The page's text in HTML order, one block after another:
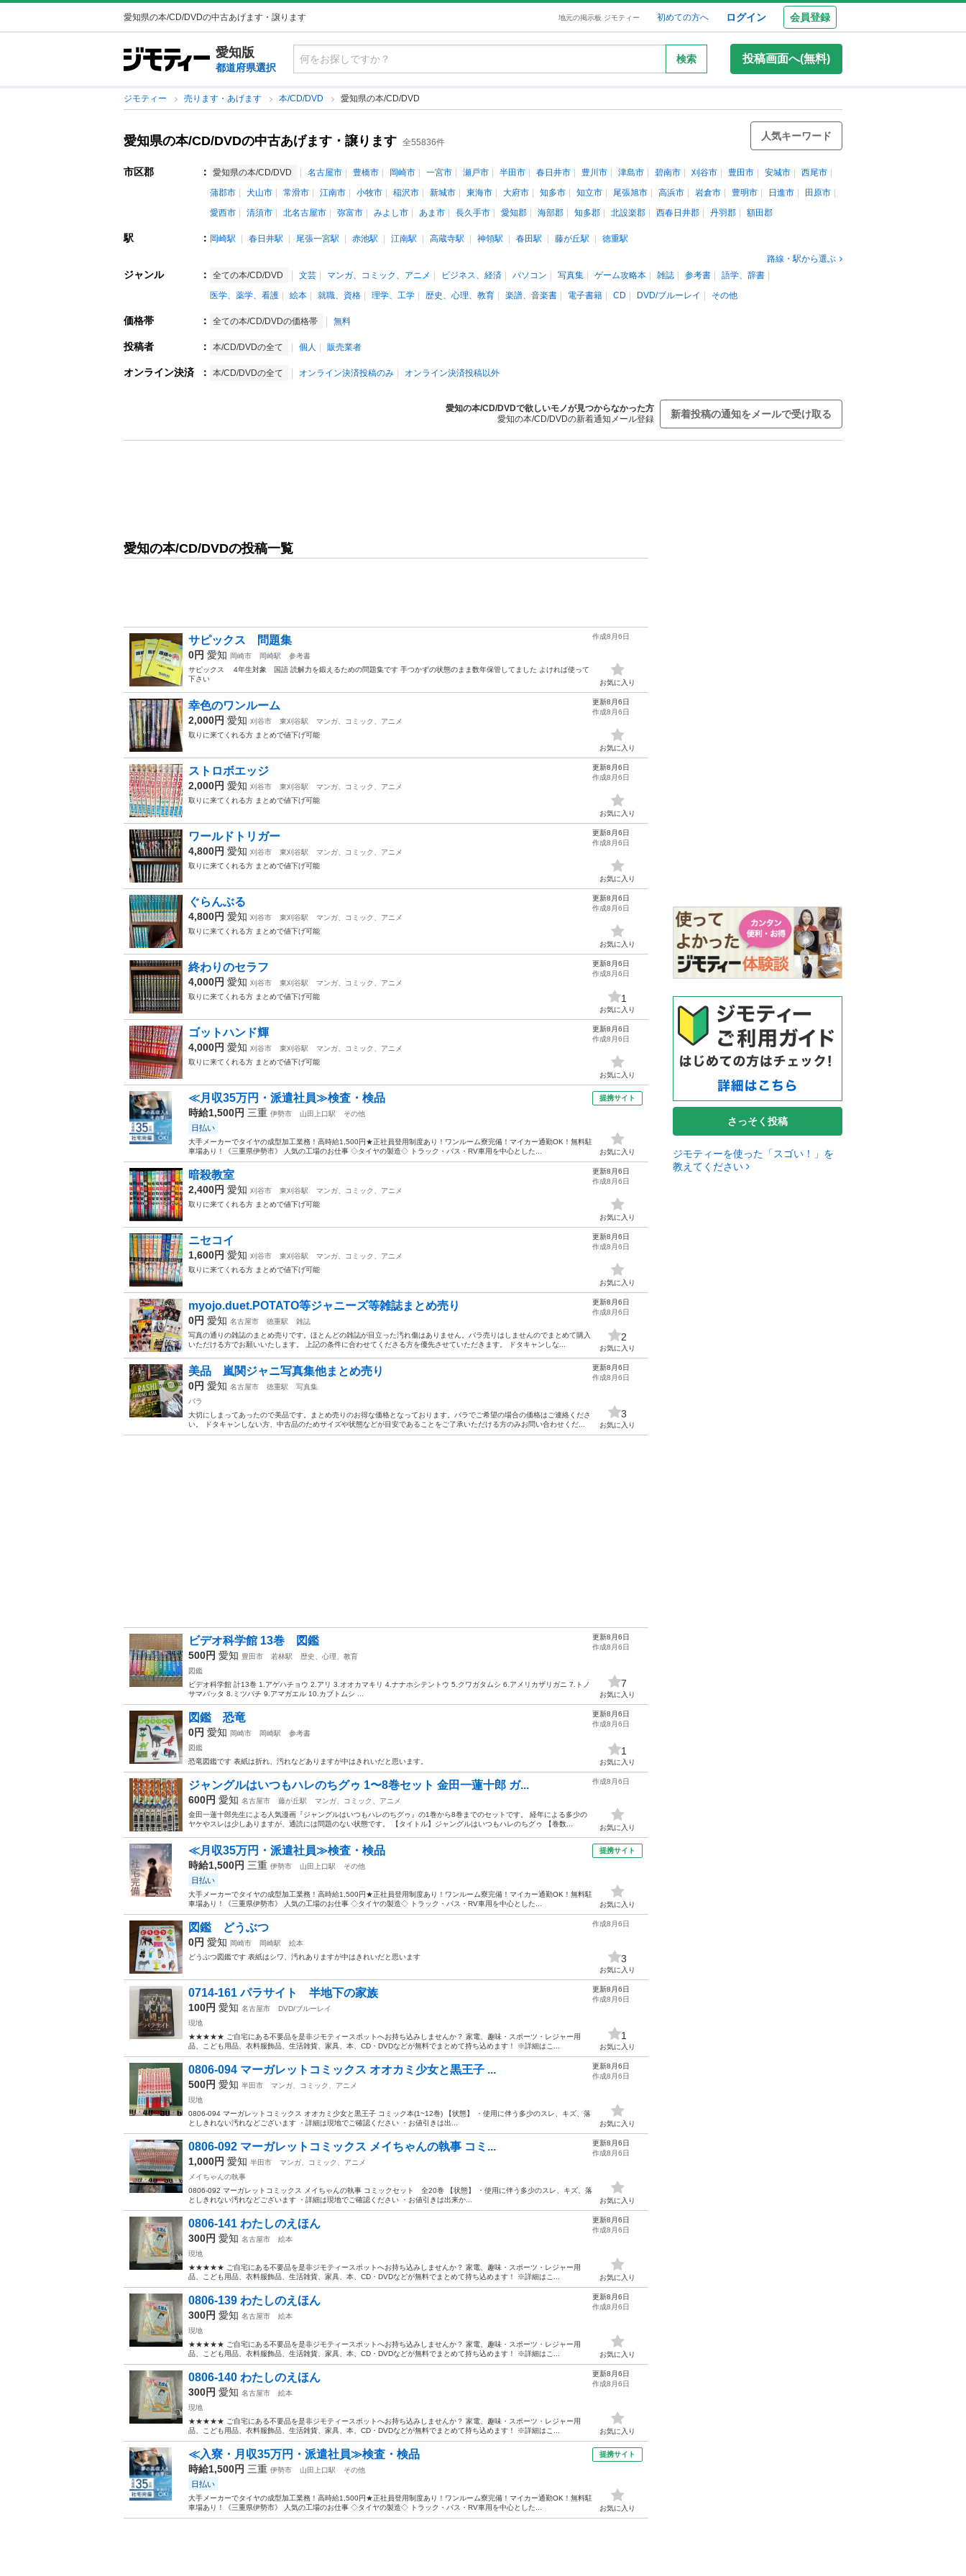
愛知県の本/CD/DVDの中古あげます・譲ります 地元の掲示板 ジモティー 初めての方へ ログイン 会員登録
愛知版
都道府県選択
検索 投稿画面へ(無料)
ジモティー 売ります・あげます 本/CD/DVD 愛知県の本/CD/DVD
愛知県の本/CD/DVDの中古あげます・譲ります 全55836件
人気キーワード
市区郡 ： 愛知県の本/CD/DVD 名古屋市 豊橋市 岡崎市 一宮市 瀬戸市 半田市 春日井市 豊川市 津島市 碧南市 刈谷市 豊田市 安城市
西尾市
蒲郡市
犬山市 常滑市 江南市 小牧市 稲沢市 新城市 東海市 大府市 知多市 知立市 尾張旭市 高浜市 岩倉市 豊明市 日進市
田原市
愛西市
清須市 北名古屋市 弥富市 みよし市 あま市 長久手市 愛知郡 海部郡 知多郡 北設楽郡 西春日井郡 丹羽郡 額田郡
駅 ： 岡崎駅 春日井駅 尾張一宮駅 赤池駅 江南駅 高蔵寺駅 神領駅 春田駅 藤が丘駅
徳重駅
路線・駅から選ぶ
ジャンル ： 全ての本/CD/DVD 文芸 マンガ、コミック、アニメ ビジネス、経済 パソコン 写真集 ゲーム攻略本 雑誌 参考書
語学、辞書
医学、薬学、看護
絵本 就職、資格 理学、工学 歴史、心理、教育 楽譜、音楽書 電子書籍 CD DVD/ブルーレイ その他
価格帯 ： 全ての本/CD/DVDの価格帯 無料
投稿者 ： 本/CD/DVDの全て 個人 販売業者
オンライン決済 ： 本/CD/DVDの全て オンライン決済投稿のみ オンライン決済投稿以外
愛知の本/CD/DVDで欲しいモノが見つからなかった方
愛知の本/CD/DVDの新着通知メール登録
新着投稿の通知をメールで受け取る
愛知の本/CD/DVDの投稿一覧
サピックス 問題集
0円 愛知 岡崎市 岡崎駅
参考書
サピックス 4年生対象 国語 読解力を鍛えるための問題集です 手つかずの状態のまま数年保管してました よければ使って
下さい
作成8月6日
お気に入り
幸色のワンルーム
2,000円 愛知 刈谷市 東刈谷駅
マンガ、コミック、アニメ
取りに来てくれる方 まとめで値下げ可能
更新8月6日
作成8月6日
お気に入り
ストロボエッジ
2,000円 愛知 刈谷市 東刈谷駅
マンガ、コミック、アニメ
取りに来てくれる方 まとめで値下げ可能
更新8月6日
作成8月6日
お気に入り
ワールドトリガー
4,800円 愛知 刈谷市 東刈谷駅
マンガ、コミック、アニメ
取りに来てくれる方 まとめで値下げ可能
更新8月6日
作成8月6日
お気に入り
ぐらんぶる
4,800円 愛知 刈谷市 東刈谷駅
マンガ、コミック、アニメ
取りに来てくれる方 まとめで値下げ可能
更新8月6日
作成8月6日
お気に入り
終わりのセラフ
4,000円 愛知 刈谷市 東刈谷駅
マンガ、コミック、アニメ
取りに来てくれる方 まとめで値下げ可能
更新8月6日
作成8月6日
1
お気に入り
ゴットハンド輝
4,000円 愛知 刈谷市 東刈谷駅
マンガ、コミック、アニメ
取りに来てくれる方 まとめで値下げ可能
更新8月6日
作成8月6日
お気に入り
≪月収35万円・派遣社員≫検査・検品
時給1,500円 三重 伊勢市 山田上口駅 その他
日払い
大手メーカーでタイヤの成型加工業務！高時給1,500円★正社員登用制度あり！ワンルーム寮完備！マイカー通勤OK！無料駐
車場あり！《三重県伊勢市》 人気の工場のお仕事 ◇タイヤの製造◇ トラック・バス・RV車用を中心とした...
提携サイト
お気に入り
暗殺教室
2,400円 愛知 刈谷市 東刈谷駅
マンガ、コミック、アニメ
取りに来てくれる方 まとめで値下げ可能
更新8月6日
作成8月6日
お気に入り
ニセコイ
1,600円 愛知 刈谷市 東刈谷駅
マンガ、コミック、アニメ
取りに来てくれる方 まとめで値下げ可能
更新8月6日
作成8月6日
お気に入り
myojo.duet.POTATO等ジャニーズ等雑誌まとめ売り
0円 愛知 名古屋市 徳重駅
雑誌
写真の通りの雑誌のまとめ売りです。ほとんどの雑誌が目立った汚れ傷はありません。バラ売りはしませんのでまとめて購入
いただける方でお願いいたします。 上記の条件に合わせてくださる方を優先させていただきます。 ドタキャンしな...
更新8月6日
作成8月6日
2
お気に入り
美品 嵐関ジャニ写真集他まとめ売り
0円 愛知 名古屋市 徳重駅
写真集
バラ
大切にしまってあったので美品です。まとめ売りのお得な価格となっております。バラでご希望の場合の価格はご連絡くださ
い。 ドタキャンしない方、中古品のためサイズや状態などが目安であることをご了承いただける方のみお問い合わせくだ...
更新8月6日
作成8月6日
3
お気に入り
ビデオ科学館 13巻 図鑑
500円 愛知 豊田市 若林駅
歴史、心理、教育
図鑑
ビデオ科学館 計13巻 1.アゲハチョウ 2.アリ 3.オオカマキリ 4.ナナホシテントウ 5.クワガタムシ 6.アメリカザリガニ 7.トノ
サマバッタ 8.ミツバチ 9.アマガエル 10.カブトムシ ...
更新8月6日
作成8月6日
7
お気に入り
図鑑 恐竜
0円 愛知 岡崎市 岡崎駅
参考書
図鑑
恐竜図鑑です 表紙は折れ、汚れなどありますが中はきれいだと思います。
更新8月6日
作成8月6日
1
お気に入り
ジャングルはいつもハレのちグゥ 1〜8巻セット 金田一蓮十郎 ガ...
600円 愛知 名古屋市 藤が丘駅
マンガ、コミック、アニメ
金田一蓮十郎先生による人気漫画『ジャングルはいつもハレのちグゥ』の1巻から8巻までのセットです。 経年による多少の
ヤケやスレは少しありますが、通読には問題のない状態です。 【タイトル】ジャングルはいつもハレのちグゥ 【巻数...
作成8月6日
お気に入り
≪月収35万円・派遣社員≫検査・検品
時給1,500円 三重 伊勢市 山田上口駅 その他
日払い
大手メーカーでタイヤの成型加工業務！高時給1,500円★正社員登用制度あり！ワンルーム寮完備！マイカー通勤OK！無料駐
車場あり！《三重県伊勢市》 人気の工場のお仕事 ◇タイヤの製造◇ トラック・バス・RV車用を中心とした...
提携サイト
お気に入り
図鑑 どうぶつ
0円 愛知 岡崎市 岡崎駅
絵本
どうぶつ図鑑です 表紙はシワ、汚れありますが中はきれいだと思います
作成8月6日
3
お気に入り
0714-161 パラサイト 半地下の家族
100円 愛知 名古屋市
DVD/ブルーレイ
現地
★★★★★ ご自宅にある不要品を是非ジモティースポットへお持ち込みしませんか？ 家電、趣味・スポーツ・レジャー用
品、こども用品、衣料服飾品、生活雑貨、家具、本、CD・DVDなどが無料でまとめて持ち込めます！ ※詳細はこ...
更新8月6日
作成8月6日
1
お気に入り
0806-094 マーガレットコミックス オオカミ少女と黒王子 ...
500円 愛知 半田市
マンガ、コミック、アニメ
現地
0806-094 マーガレットコミックス オオカミ少女と黒王子 コミック本(1~12巻) 【状態】 ・使用に伴う多少のスレ、キズ、落
としきれない汚れなどございます ・詳細は現地でご確認ください ・お値引きは出...
更新8月6日
作成8月6日
お気に入り
0806-092 マーガレットコミックス メイちゃんの執事 コミ...
1,000円 愛知 半田市
マンガ、コミック、アニメ
メイちゃんの執事
0806-092 マーガレットコミックス メイちゃんの執事 コミックセット 全20巻 【状態】 ・使用に伴う多少のスレ、キズ、落
としきれない汚れなどございます ・詳細は現地でご確認ください ・お値引きは出来か...
更新8月6日
作成8月6日
お気に入り
0806-141 わたしのえほん
300円 愛知 名古屋市
絵本
現地
★★★★★ ご自宅にある不要品を是非ジモティースポットへお持ち込みしませんか？ 家電、趣味・スポーツ・レジャー用
品、こども用品、衣料服飾品、生活雑貨、家具、本、CD・DVDなどが無料でまとめて持ち込めます！ ※詳細はこ...
更新8月6日
作成8月6日
お気に入り
0806-139 わたしのえほん
300円 愛知 名古屋市
絵本
現地
★★★★★ ご自宅にある不要品を是非ジモティースポットへお持ち込みしませんか？ 家電、趣味・スポーツ・レジャー用
品、こども用品、衣料服飾品、生活雑貨、家具、本、CD・DVDなどが無料でまとめて持ち込めます！ ※詳細はこ...
更新8月6日
作成8月6日
お気に入り
0806-140 わたしのえほん
300円 愛知 名古屋市
絵本
現地
★★★★★ ご自宅にある不要品を是非ジモティースポットへお持ち込みしませんか？ 家電、趣味・スポーツ・レジャー用
品、こども用品、衣料服飾品、生活雑貨、家具、本、CD・DVDなどが無料でまとめて持ち込めます！ ※詳細はこ...
更新8月6日
作成8月6日
お気に入り
≪入寮・月収35万円・派遣社員≫検査・検品
時給1,500円 三重 伊勢市 山田上口駅 その他
日払い
大手メーカーでタイヤの成型加工業務！高時給1,500円★正社員登用制度あり！ワンルーム寮完備！マイカー通勤OK！無料駐
車場あり！《三重県伊勢市》 人気の工場のお仕事 ◇タイヤの製造◇ トラック・バス・RV車用を中心とした...
提携サイト
お気に入り
さっそく投稿
ジモティーを使った「スゴい！」を
教えてください